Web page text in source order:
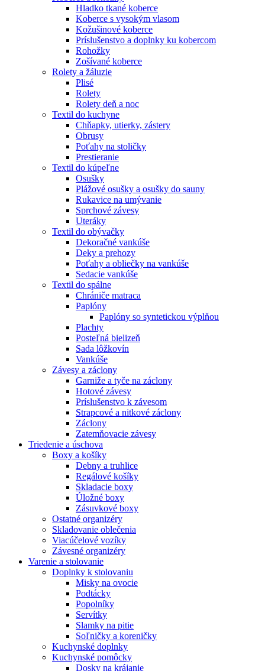
Hladko tkané koberce
Koberce s vysokým vlasom
Kožušinové koberce
Príslušenstvo a doplnky ku kobercom
Rohožky
Zošívané koberce
Rolety a žáluzie
Plisé
Rolety
Rolety deň a noc
Textil do kuchyne
Chňapky, utierky, zástery
Obrusy
Poťahy na stoličky
Prestieranie
Textil do kúpeľne
Osušky
Plážové osušky a osušky do sauny
Rukavice na umývanie
Sprchové závesy
Uteráky
Textil do obývačky
Dekoračné vankúše
Deky a prehozy
Poťahy a obliečky na vankúše
Sedacie vankúše
Textil do spálne
Chrániče matraca
Paplóny
Paplóny so syntetickou výplňou
Plachty
Posteľná bielizeň
Sada lôžkovín
Vankúše
Závesy a záclony
Garniže a tyče na záclony
Hotové závesy
Príslušenstvo k závesom
Strapcové a nitkové záclony
Záclony
Zatemňovacie závesy
Triedenie a úschova
Boxy a košíky
Debny a truhlice
Regálové košíky
Skladacie boxy
Úložné boxy
Zásuvkové boxy
Ostatné organizéry
Skladovanie oblečenia
Viacúčelové vozíky
Závesné organizéry
Varenie a stolovanie
Doplnky k stolovaniu
Misky na ovocie
Podtácky
Popolníky
Servítky
Slamky na pitie
Soľničky a koreničky
Kuchynské doplnky
Kuchynské pomôcky
Dosky na krájanie